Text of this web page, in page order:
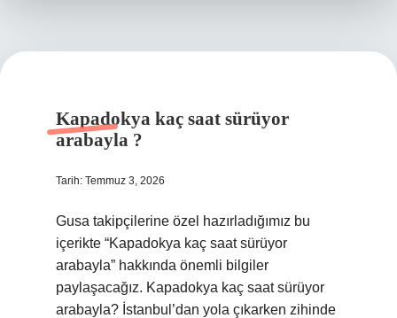
Kapadokya kaç saat sürüyor
arabayla ?
Tarih: Temmuz 3, 2026
Gusa takipçilerine özel hazırladığımız bu
içerikte “Kapadokya kaç saat sürüyor
arabayla” hakkında önemli bilgiler
paylaşacağız. Kapadokya kaç saat sürüyor
arabayla? İstanbul’dan yola çıkarken zihinde